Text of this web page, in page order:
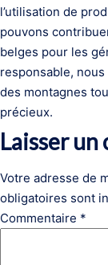
l’utilisation de
pouvons
belges pour les
responsable,
des montagnes
précieux.
Laisser
Votre adresse de
obligatoires sont
Commentaire *